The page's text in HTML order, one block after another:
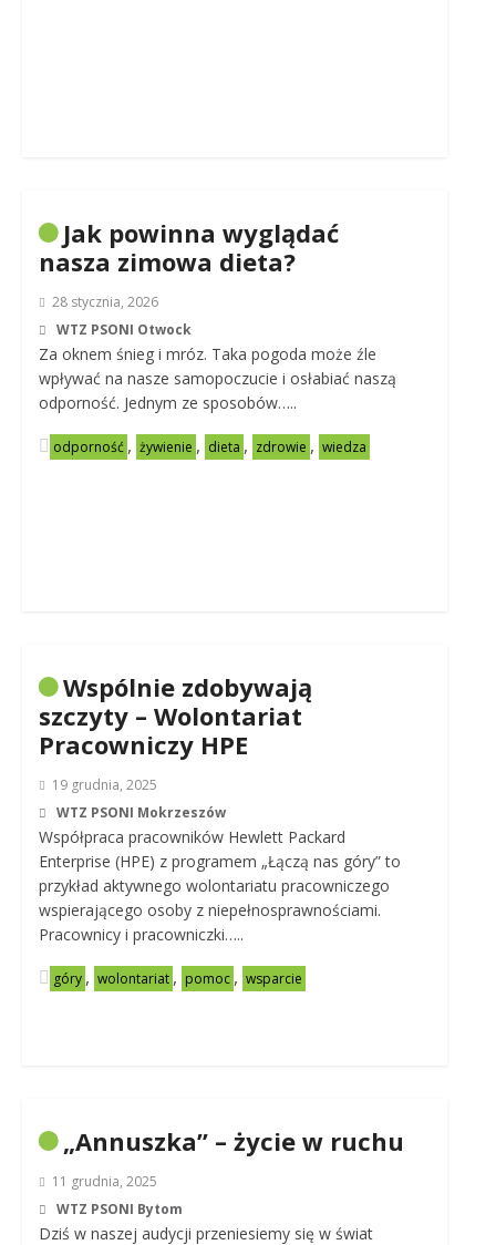
Jak powinna wyglądać
nasza zimowa dieta?
28 stycznia, 2026
WTZ PSONI Otwock
Za oknem śnieg i mróz. Taka pogoda może źle
wpływać na nasze samopoczucie i osłabiać naszą
odporność. Jednym ze sposobów…..
odporność , żywienie , dieta , zdrowie , wiedza
Wspólnie zdobywają
szczyty – Wolontariat
Pracowniczy HPE
19 grudnia, 2025
WTZ PSONI Mokrzeszów
Współpraca pracowników Hewlett Packard
Enterprise (HPE) z programem „Łączą nas góry” to
przykład aktywnego wolontariatu pracowniczego
wspierającego osoby z niepełnosprawnościami.
Pracownicy i pracowniczki…..
góry , wolontariat , pomoc , wsparcie
„Annuszka” – życie w ruchu
11 grudnia, 2025
WTZ PSONI Bytom
Dziś w naszej audycji przeniesiemy się w świat